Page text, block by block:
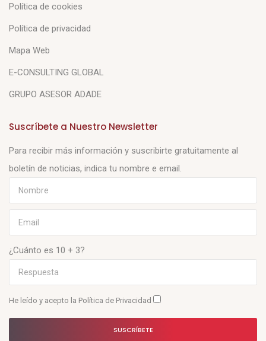
Política de cookies
Política de privacidad
Mapa Web
E-CONSULTING GLOBAL
GRUPO ASESOR ADADE
Suscríbete a Nuestro Newsletter
Para recibir más información y suscribirte gratuitamente al
boletín de noticias, indica tu nombre e email.
¿Cuánto es 10 + 3?
He leído y acepto la Política de Privacidad
SUSCRÍBETE